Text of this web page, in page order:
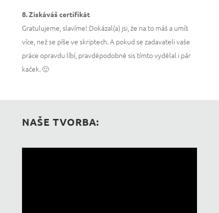
8. Získáváš certifikát
Gratulujeme, slavíme! Dokázal(a) jsi, že na to máš a umíš
více, než se píše ve skriptech. A pokud se zadavateli vaše
práce opravdu líbí, pravděpodobně sis tímto vydělal i pár
kaček. 🙂
NAŠE TVORBA: